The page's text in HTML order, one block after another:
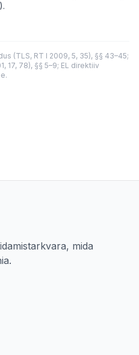
(TLS, RT I 2009, 5, 35), §§ 43–45;
17, 78), §§ 5–9; EL direktiiv
mida